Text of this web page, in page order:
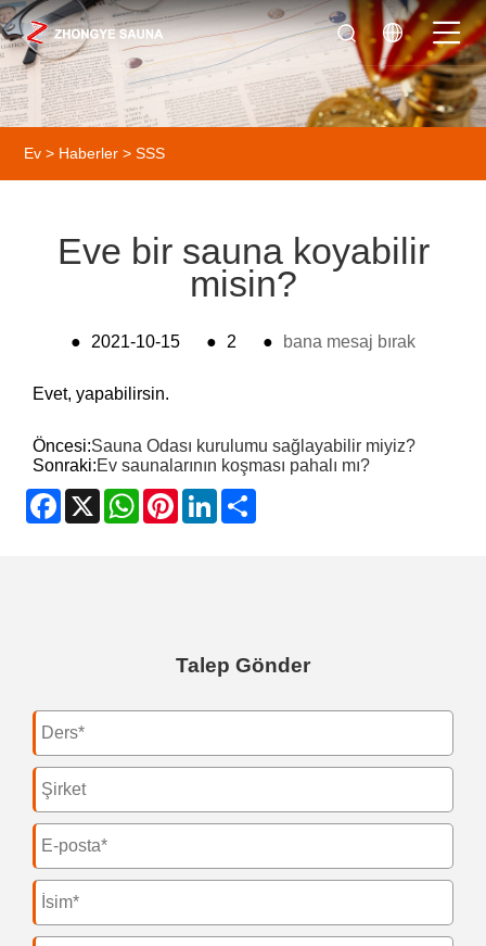
Ev > Haberler >SSS
Eve bir sauna koyabilir
misin?
● 2021-10-15 ● 2 ● bana mesaj bırak
Evet, yapabilirsin.
Öncesi:Sauna Odası kurulumu sağlayabilir miyiz?
Sonraki:Ev saunalarının koşması pahalı mı?
Facebook
X WhatsApp
PinterestLinkedIn
Talep Gönder